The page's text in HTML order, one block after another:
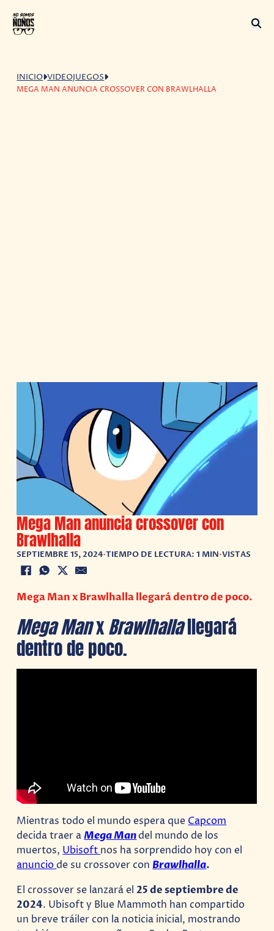
INICIO VIDEOJUEGOS
MEGA MAN ANUNCIA CROSSOVER CON BRAWLHALLA
Mega Man anuncia crossover con
Brawlhalla
SEPTIEMBRE 15, 2024•TIEMPO DE LECTURA: 1 MIN•VISTAS
Mega Man x Brawlhalla llegará dentro de poco.
Mega ManxBrawlhallallegará
dentro de poco.
Mientras todo el mundo espera que Capcom
decida traer aMega Mandel mundo de los
muertos, Ubisoft nos ha sorprendido hoy con el
anunciode su crossover con Brawlhalla.
El crossover se lanzará el25 de septiembre de
2024. Ubisoft y Blue Mammoth han compartido
un breve tráiler con la noticia inicial, mostrando